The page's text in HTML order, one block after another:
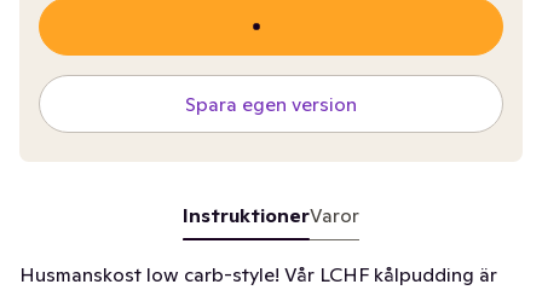
Spara egen version
InstruktionerVaror
Husmanskost low carb-style! Vår LCHF kålpudding är